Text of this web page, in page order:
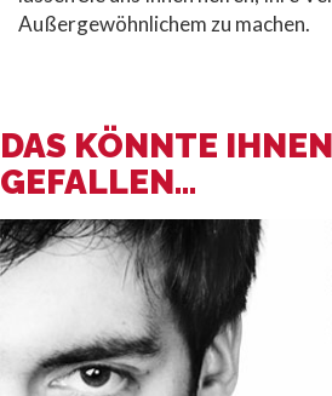
Außergewöhnlichem zu machen.
DAS KÖNNTE
GEFALLEN...